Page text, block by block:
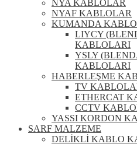
NYA KABLOLAR
NYAF KABLOLAR
KUMANDA
LIYCY
KABLOLARI
YSLY
KABLOLARI
HABERLEŞME
TV
ETHERCAT
CCTV
YASSI KORDON
SARF MALZEME
DELİKLİ KABLO